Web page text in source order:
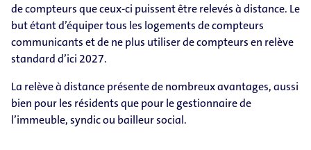
de compteurs que ceux-ci puissent être relevés à distance. Le
but étant d’équiper tous les logements de compteurs
communicants et de ne plus utiliser de compteurs en relève
standard d’ici 2027.
La relève à distance présente de nombreux avantages, aussi
bien pour les résidents que pour le gestionnaire de
l’immeuble, syndic ou bailleur social.